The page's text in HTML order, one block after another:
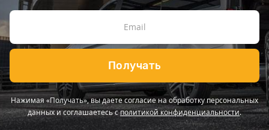
Получать
Нажимая «Получать», вы даете согласие на обработку персональных
данных и соглашаетесь сполитикой конфиденциальности.